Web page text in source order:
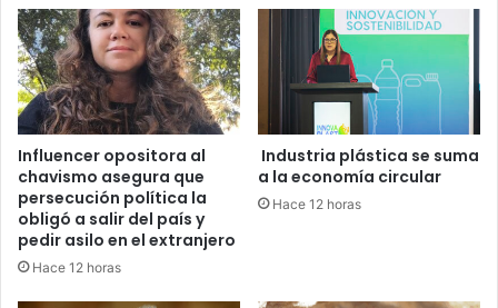
Influencer opositora al
chavismo asegura que
persecución política la
obligó a salir del país y
pedir asilo en el extranjero
Hace 12 horas
Industria plástica se suma
a la economía circular
Hace 12 horas